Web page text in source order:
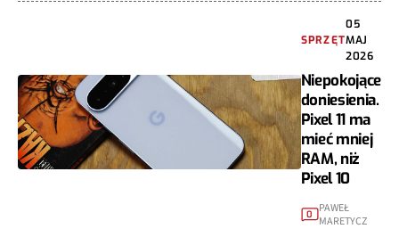
SPRZĘT
05
MAJ
2026
Niepokojące
doniesienia.
Pixel 11 ma
mieć mniej
RAM, niż
Pixel 10
0 PAWEŁ
MARETYCZ